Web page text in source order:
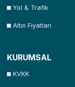
Yol & Trafik
Altın Fiyatları
KURUMSAL
KVKK